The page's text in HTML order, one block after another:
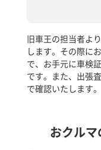
旧車王の担当者よ
します。その際に
で、お手元に車検
です。また、出張
で確認いたします。
おクル